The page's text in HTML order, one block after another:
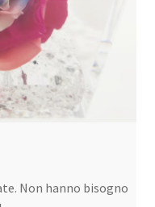
Non hanno bisogno